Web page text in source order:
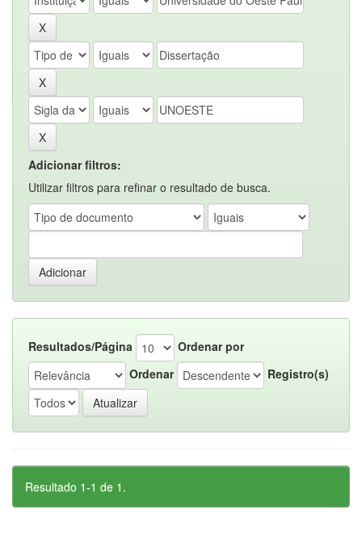
Adicionar filtros:
Utilizar filtros para refinar o resultado de busca.
Resultados/Página
Ordenar por
Ordenar
Registro(s)
Resultado 1-1 de 1.